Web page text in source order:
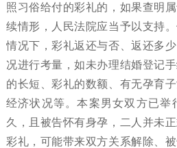
照习俗给付的彩礼的，如果查明
续情形，人民法院应当予以支持
情况下，彩礼返还与否、返还多
况进行考量，如未办理结婚登记
的长短、彩礼的数额、有无孕育
经济状况等。本案男女双方已举
久，且被告怀有身孕，二人并未
彩礼，可能带来双方关系解除、